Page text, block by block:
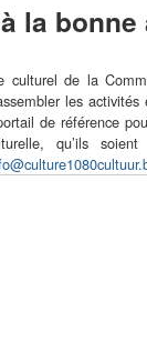
la
culturel de la
les
de référence
qu’ils soient